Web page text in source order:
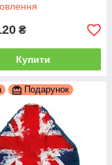
₴
Купити
Подарунок